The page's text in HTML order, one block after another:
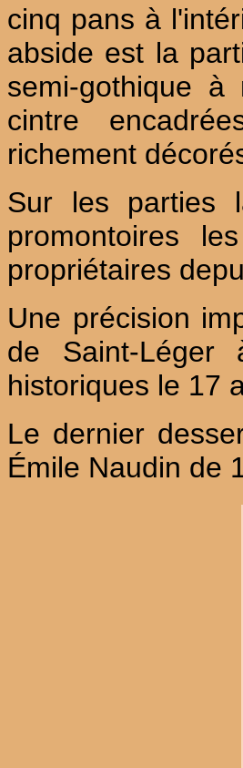
cinq pans à
abside est la
semi-gothique
cintre
richement
Sur les parties
promontoires
propriétaires
Une précision
de Saint-Léger
historiques le 17
Le dernier
Émile Naudin de